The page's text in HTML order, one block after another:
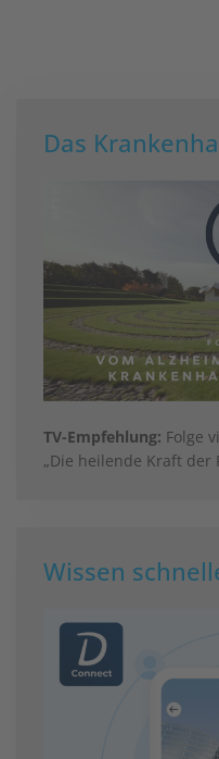
Das
TV-Empfehlung: Folge
„Die heilende Kraft der
Wissen